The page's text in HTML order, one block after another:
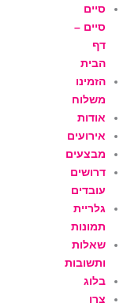
דילוג
סיים
סיים –
דף
הבית
הזמינו
משלוח
אודות
אירועים
מבצעים
דרושים
עובדים
גלריית
תמונות
שאלות
ותשובות
בלוג
צרו